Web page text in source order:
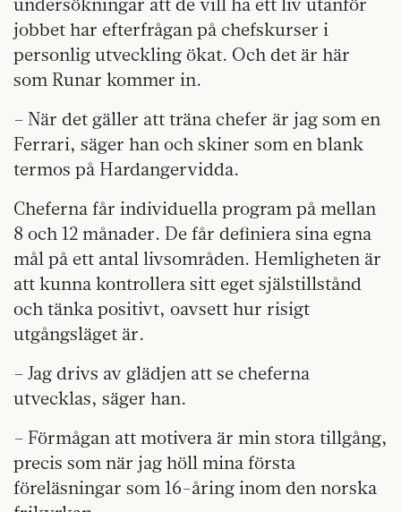
jobbet har efterfrågan på chefskurser i
personlig utveckling ökat. Och det är här
som Runar kommer in.
– När det gäller att träna chefer är jag som en
Ferrari, säger han och skiner som en blank
termos på Hardangervidda.
Cheferna får individuella program på mellan
8 och 12 månader. De får definiera sina egna
mål på ett antal livsområden. Hemligheten är
att kunna kontrollera sitt eget själstillstånd
och tänka positivt, oavsett hur risigt
utgångsläget är.
– Jag drivs av glädjen att se cheferna
utvecklas, säger han.
– Förmågan att motivera är min stora tillgång,
precis som när jag höll mina första
föreläsningar som 16-åring inom den norska